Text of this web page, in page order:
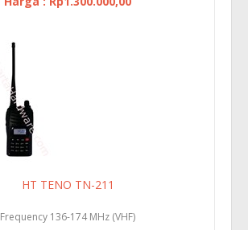
HT TENO TN-211
Frequency 136-174 MHz (VHF)